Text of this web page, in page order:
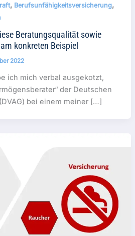
, Berufsunfähigkeitsversicherung,
Beratungsqualität sowie
konkreten Beispiel
2022
ich mich verbal ausgekotzt,
der Deutschen
bei einem meiner […]